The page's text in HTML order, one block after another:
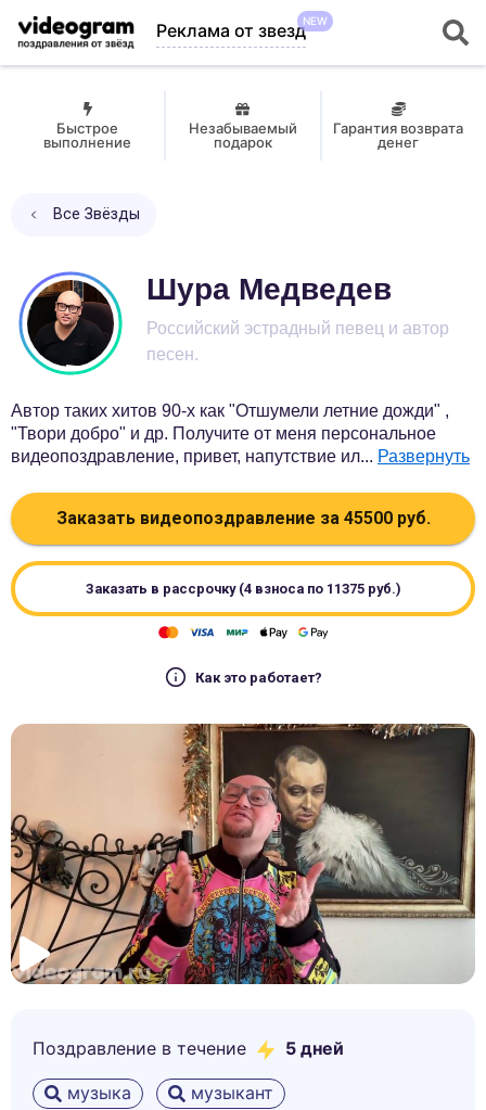
Реклама от звездNEW
Быстрое
выполнение
Незабываемый
подарок
Гарантия возврата
денег
Все Звёзды
Шура Медведев
Российский эстрадный певец и автор
песен.
Автор таких хитов 90-х как "Отшумели летние дожди" ,
"Твори добро" и др. Получите от меня персональное
видеопоздравление, привет, напутствие ил... Развернуть
Заказать видеопоздравление за 45500руб.
Заказать в рассрочку (4 взноса по 11375руб.)
Как это работает?
Поздравление в течение 5 дней
музыка музыкант